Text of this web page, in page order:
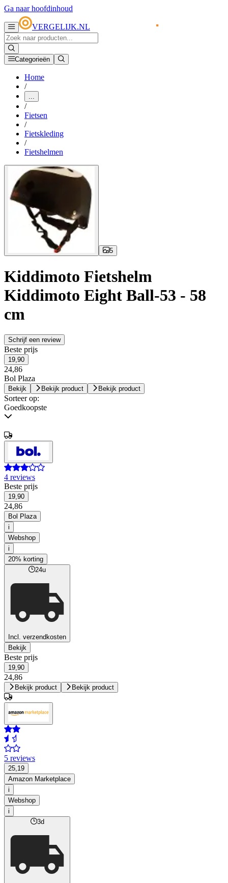
Ga naar hoofdinhoud
VERGELIJK.NL
Categorieën
Home
/
...
/
Fietsen
/
Fietskleding
/
Fietshelmen
5
Kiddimoto Fietshelm
Kiddimoto Eight Ball-53 - 58
cm
Schrijf een review
Beste prijs
19,90
24,86
Bol Plaza
Bekijk Bekijk product Bekijk product
Sorteer op:
Goedkoopste
4 reviews
Beste prijs
19,90
24,86
Bol Plaza
i
Webshop
i
20% korting
24u
Incl. verzendkosten
Bekijk
Beste prijs
19,90
24,86
Bekijk product Bekijk product
5 reviews
25,19
Amazon Marketplace
i
Webshop
i
3d